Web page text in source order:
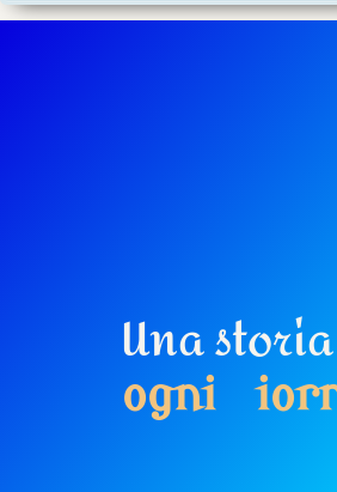
Una
ogni gior